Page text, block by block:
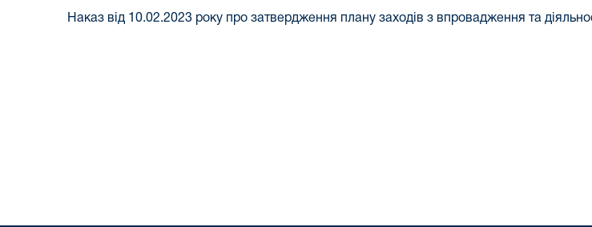
Наказ від 10.02.2023 року про затвердження плану заходів з впровадження та